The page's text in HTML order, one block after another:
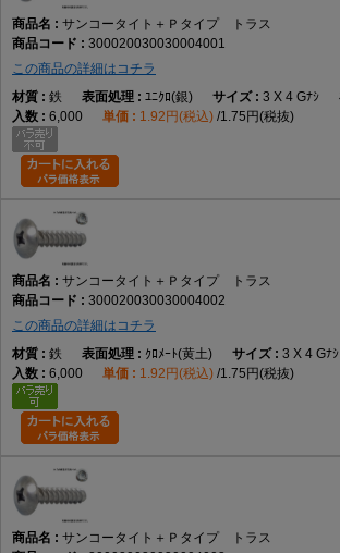
サンコータイト＋Ｐタイプ トラス
300020030030004001
この商品の詳細はコチラ
鉄
ﾕﾆｸﾛ(銀) 3 X 4 Gﾅｼ
6,000
1.92円(税込) 1.75円(税抜)
サンコータイト＋Ｐタイプ トラス
300020030030004002
この商品の詳細はコチラ
鉄
ｸﾛﾒｰﾄ(黄土) 3 X 4 Gﾅｼ
6,000
1.92円(税込) 1.75円(税抜)
サンコータイト＋Ｐタイプ トラス